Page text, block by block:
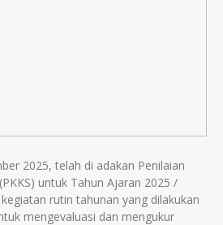
2025, telah di adakan Penilaian
untuk Tahun Ajaran 2025 /
rutin tahunan yang dilakukan
mengevaluasi dan mengukur